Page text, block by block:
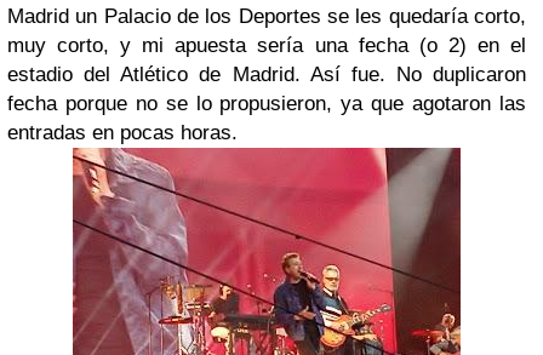
Madrid un Palacio de los Deportes se les quedaría corto,
muy corto, y mi apuesta sería una fecha (o 2) en el
estadio del Atlético de Madrid. Así fue. No duplicaron
fecha porque no se lo propusieron, ya que agotaron las
entradas en pocas horas.